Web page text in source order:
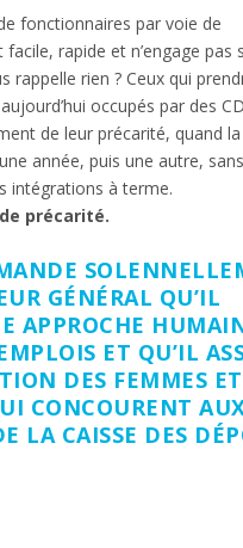
fonctionnaires par voie de
rapide et n’engage pas
rappelle rien ? Ceux qui
occupés par des
de leur précarité, quand la
année, puis une autre, sans
intégrations à terme.
précarité.
GÉNÉRAL QU’IL
APPROCHE
ET QU’IL
DES FEMMES
CONCOURENT
LA CAISSE DES